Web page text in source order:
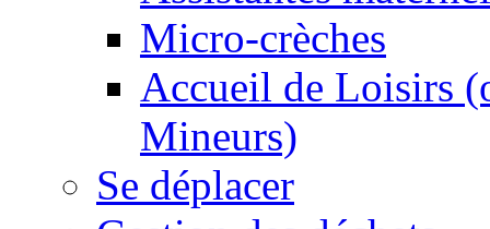
Micro-crèches
Accueil de Loisirs
Mineurs)
Se déplacer